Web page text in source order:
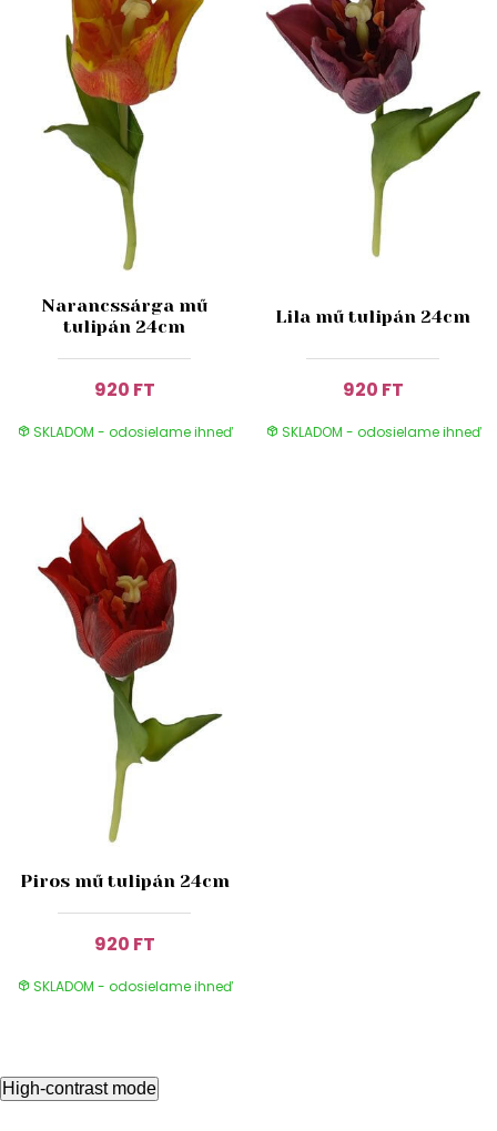
Narancssárga mű
tulipán 24cm
920 FT
SKLADOM - odosielame ihneď
Lila mű tulipán 24cm
920 FT
SKLADOM - odosielame ihneď
Piros mű tulipán 24cm
920 FT
SKLADOM - odosielame ihneď
High-contrast mode